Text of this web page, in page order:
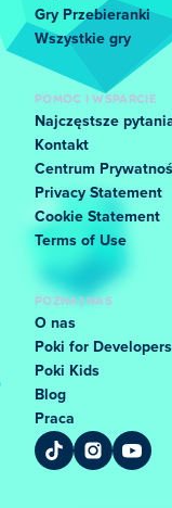
Gry Przebieranki
Wszystkie gry
POMOC I WSPARCIE
Najczęstsze
Kontakt
Centrum
Privacy Statement
Cookie Statement
Terms of Use
POZNAJ NAS
O nas
Poki for Developers
Poki Kids
Blog
Praca